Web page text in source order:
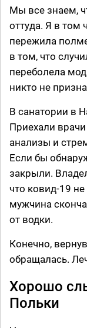
Мы все знаем,
оттуда. Я в том
пережила
в том, что
переболела
никто не
В санатории в
Приехали
анализы и
Если бы
закрыли.
что ковид-19
мужчина
от водки.
Конечно,
обращалась.
Хорошо
Польки